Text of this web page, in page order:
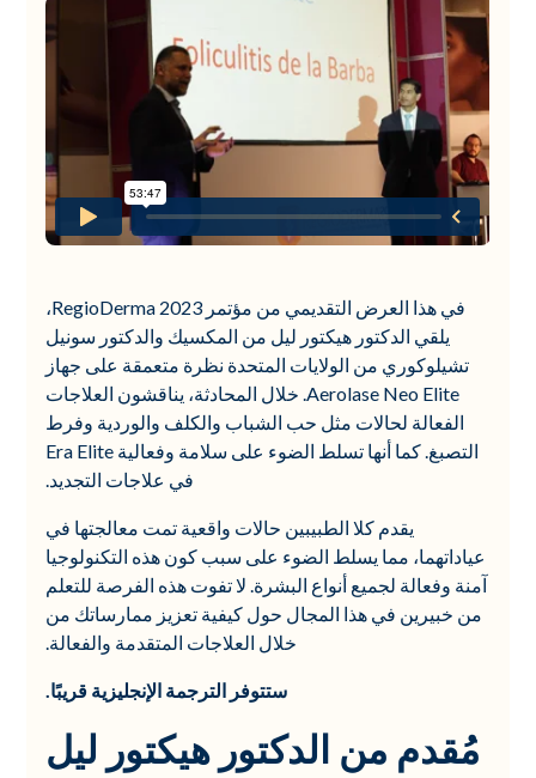
في هذا العرض التقديمي من مؤتمر RegioDerma 2023،
يلقي الدكتور هيكتور ليل من المكسيك والدكتور سونيل
تشيلوكوري من الولايات المتحدة نظرة متعمقة على جهاز
Aerolase Neo Elite. خلال المحادثة، يناقشون العلاجات
الفعالة لحالات مثل حب الشباب والكلف والوردية وفرط
التصبغ. كما أنها تسلط الضوء على سلامة وفعالية Era Elite
في علاجات التجديد.
يقدم كلا الطبيبين حالات واقعية تمت معالجتها في
عياداتهما، مما يسلط الضوء على سبب كون هذه التكنولوجيا
آمنة وفعالة لجميع أنواع البشرة. لا تفوت هذه الفرصة للتعلم
من خبيرين في هذا المجال حول كيفية تعزيز ممارساتك من
خلال العلاجات المتقدمة والفعالة.
ستتوفر الترجمة الإنجليزية قريبًا.
مُقدم من الدكتور هيكتور ليل